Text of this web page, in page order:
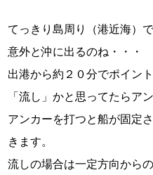
てっきり島周り（港近海）
意外と沖に出るのね・・・
出港から約２０分でポイント
「流し」かと思ってたらア
アンカーを打つと船が固定
きます。
流しの場合は一定方向から